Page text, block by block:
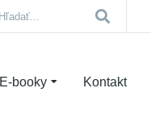
E-booky Kontakt